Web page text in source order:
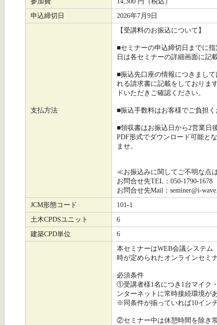
申込締切日
2026年7月9日
支払方法
【受講料のお振込について】
■セミナーの申込締切日までに
日は各セミナーの詳細画面に記
■振込先口座の情報につきまし
れる請求書に記載をしておりま
ドいただきご確認ください。
■振込手数料はお客様でご負担
■領収書はお振込日から2営業日
PDF形式でダウンロード可能と
ませ。
≪お振込みに関してご不明な点
お問合せ先TEL：050-1790-1678
お問合せ先Mail：seminer@i-
JCM形態コード
101-1
土木CPDSユニット
6
建築CPD単位
6
本セミナーはWEB会議システム
時が定められたオンラインセミ
必須条件
①受講者様1名につき1台マイク
ンターネットに常時接続環境が
※同条件が揃っていれば10イン
②セミナー中は休憩時間を除き